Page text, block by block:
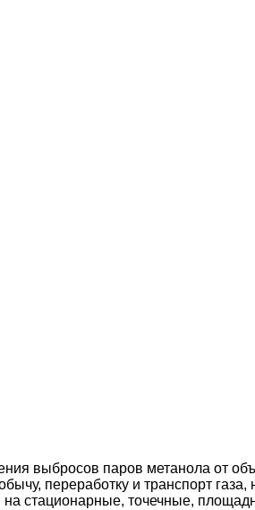
выбросов паров метанола от
переработку и транспорт
стационарные, точечные,